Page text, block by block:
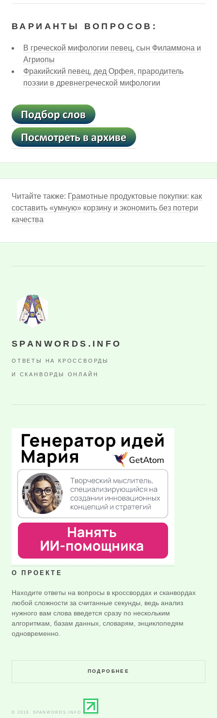
ВАРИАНТЫ ВОПРОСОВ:
В греческой мифологии певец, сын Филаммона и
Агриопы
Фракийский певец, дед Орфея, прародитель
поэзии в древнегреческой мифологии
Читайте также: Грамотные продуктовые покупки: как
составить «умную» корзину и экономить без потери
качества
SPANWORDS.INFO
ОТВЕТЫ НА КРОССВОРДЫ
И СКАНВОРДЫ ОНЛАЙН
О ПРОЕКТЕ
Находите ответы на вопросы в кроссвордах и сканвордах
любой сложности за считанные секунды, ведь анализ
нужного вам слова введется сразу по нескольким
алгоритмам, базам данных, словарям, энциклопедям
одновременно.
ПОДРОБНЕЕ
© 2016. SPANWORDS.INFO